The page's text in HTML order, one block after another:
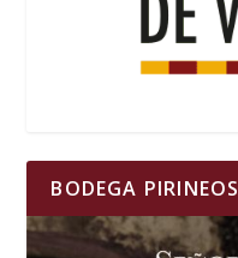
BODEGA PIRINEOS